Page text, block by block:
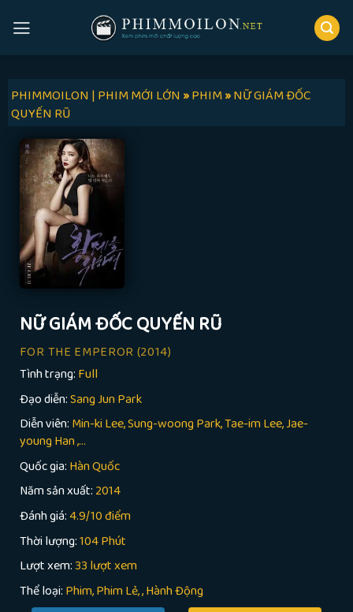
PHIMMOILON | PHIM MỚI LỚN»PHIM»NỮ GIÁM ĐỐC
QUYẾN RŨ
NỮ GIÁM ĐỐC QUYẾN RŨ
FOR THE EMPEROR (2014)
Tình trạng: Full
Đạo diễn:Sang Jun Park
Diễn viên: Min-ki Lee, Sung-woong Park, Tae-im Lee, Jae-
young Han ,...
Quốc gia: Hàn Quốc
Năm sản xuất: 2014
Đánh giá:4.9/10 điểm
Thời lượng:104 Phút
Lượt xem:33 lượt xem
Thể loại: Phim Phim Lẻ ,Hành Động